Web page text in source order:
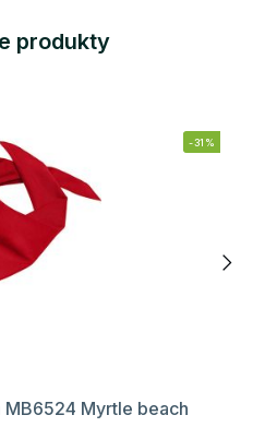
produkty
-31%
Myrtle beach